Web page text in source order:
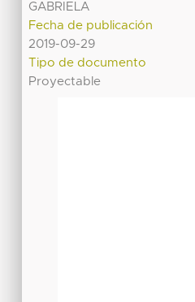
GABRIELA
Fecha de publicación
2019-09-29
Tipo de documento
Proyectable